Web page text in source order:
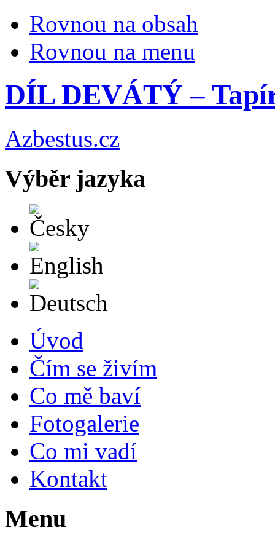
Rovnou na obsah
Rovnou na menu
DÍL DEVÁTÝ –
Azbestus.cz
Výběr jazyka
Úvod
Čím se živím
Co mě baví
Fotogalerie
Co mi vadí
Kontakt
Menu